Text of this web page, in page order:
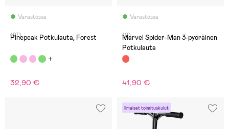
Varastossa
(27)
Pinepeak Potkulauta, Forest
32,90 €
Varastossa
(0)
Marvel Spider-Man 3-pyöräinen
Potkulauta
41,90 €
Ilmaiset toimituskulut